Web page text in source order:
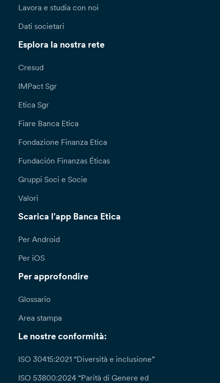
Lavora e studia con noi
Dati societari
Esplora la nostra rete
Cresud
IMPact Sgr
Etica Sgr
Fiare Banca Etica
Fondazione Finanza Etica
Fundación Finanzas Éticas
Gruppi Soci e Socie
Valori
Scarica l'app Banca Etica
Per Android
Per iOS
Per approfondire
Glossario
Area stampa
Le nostre conformità:
ISO 30415:2021 “Diversità e inclusione”
ISO 53800:2024 “Parità di Genere ed